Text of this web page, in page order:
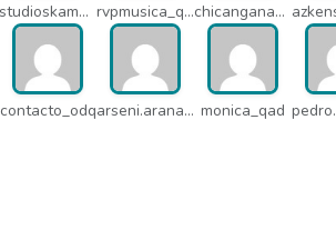
studioskamaleon_owz rvpmusica_q7i chicangana01x_q7o
contacto_odq arseni.arana_16484 monica_qad